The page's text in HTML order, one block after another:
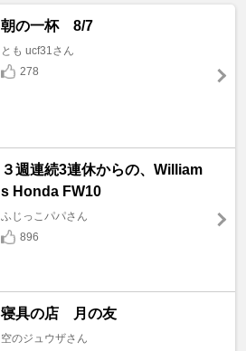
朝の一杯 8/7
とも ucf31さん
278
３週連続3連休からの、William
s Honda FW10
ふじっこパパさん
896
寝具の店 月の友
空のジュウザさん